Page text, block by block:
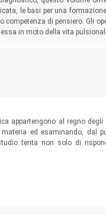
le basi per una
competenza di pensiero. Gli
in moto della vita
appartengono al regno
materia ed esaminando,
tenta non solo di
una lettura